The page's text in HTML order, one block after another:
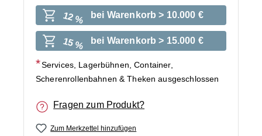
12 % bei Warenkorb > 10.000 €
15 % bei Warenkorb > 15.000 €
Services, Lagerbühnen, Container,
Scherenrollenbahnen & Theken ausgeschlossen
Fragen zum Produkt?
Zum Merkzettel hinzufügen